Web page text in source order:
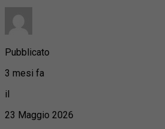
Pubblicato
3 mesi fa
il
23 Maggio 2026